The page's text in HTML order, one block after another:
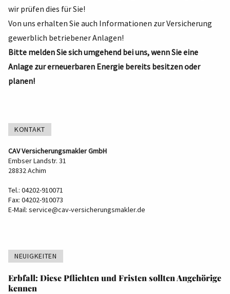
wir prüfen dies für Sie!
Von uns erhalten Sie auch Informationen zur Versicherung
gewerblich betriebener Anlagen!
Bitte melden Sie sich umgehend bei uns, wenn Sie eine
Anlage zur erneuerbaren Energie bereits besitzen oder
planen!
KONTAKT
CAV Versicherungsmakler GmbH
Embser Landstr. 31
28832 Achim
Tel.: 04202-910071
Fax: 04202-910073
E-Mail: service@cav-versicherungsmakler.de
NEUIGKEITEN
Erbfall: Diese Pflichten und Fristen sollten Angehörige
kennen